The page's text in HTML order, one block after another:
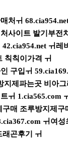
처ㅟ
사이트 발기부전
ㅟ레
칙칙이가격 ㅟ
구입ㅟ
지제파는곳 비아그
ㅟ 1.cia565.com
매 조루방지제구
ㅟ여
곤후기 ㅟ